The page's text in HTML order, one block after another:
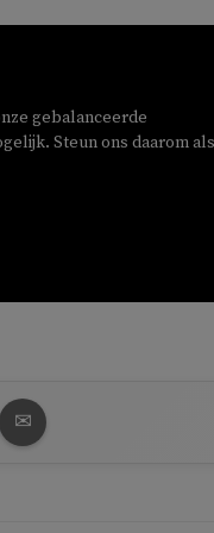
gebalanceerde
Steun ons daarom
✉